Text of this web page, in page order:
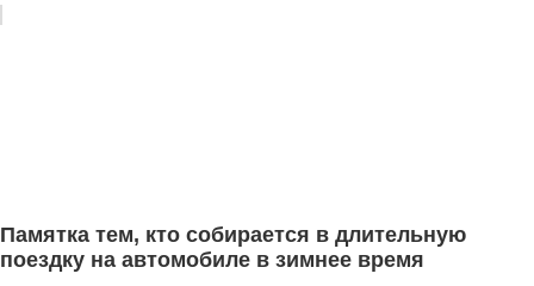
Памятка тем, кто собирается в длительную
поездку на автомобиле в зимнее время